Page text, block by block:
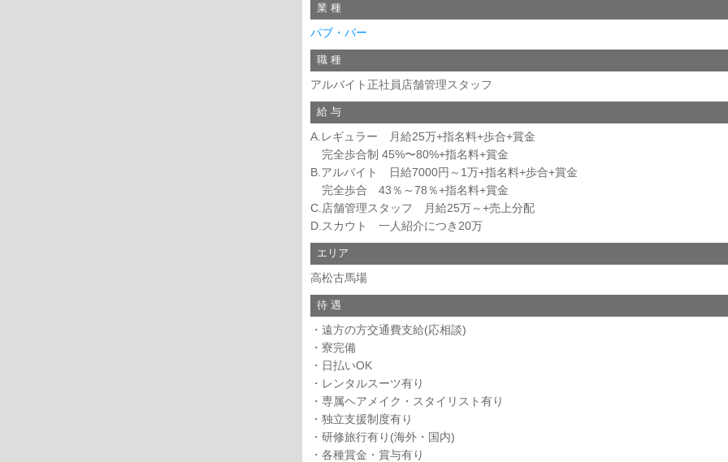
業 種
パブ・バー
職 種
アルバイト正社員店舗管理スタッフ
給 与
A.レギュラー 月給25万+指名料+歩合+賞金
完全歩合制 45%〜80%+指名料+賞金
B.アルバイト 日給7000円～1万+指名料+歩合+賞金
完全歩合 43％～78％+指名料+賞金
C.店舗管理スタッフ 月給25万～+売上分配
D.スカウト 一人紹介につき20万
エリア
高松古馬場
待 遇
・遠方の方交通費支給(応相談)
・寮完備
・日払いOK
・レンタルスーツ有り
・専属ヘアメイク・スタイリスト有り
・独立支援制度有り
・研修旅行有り(海外・国内)
・各種賞金・賞与有り